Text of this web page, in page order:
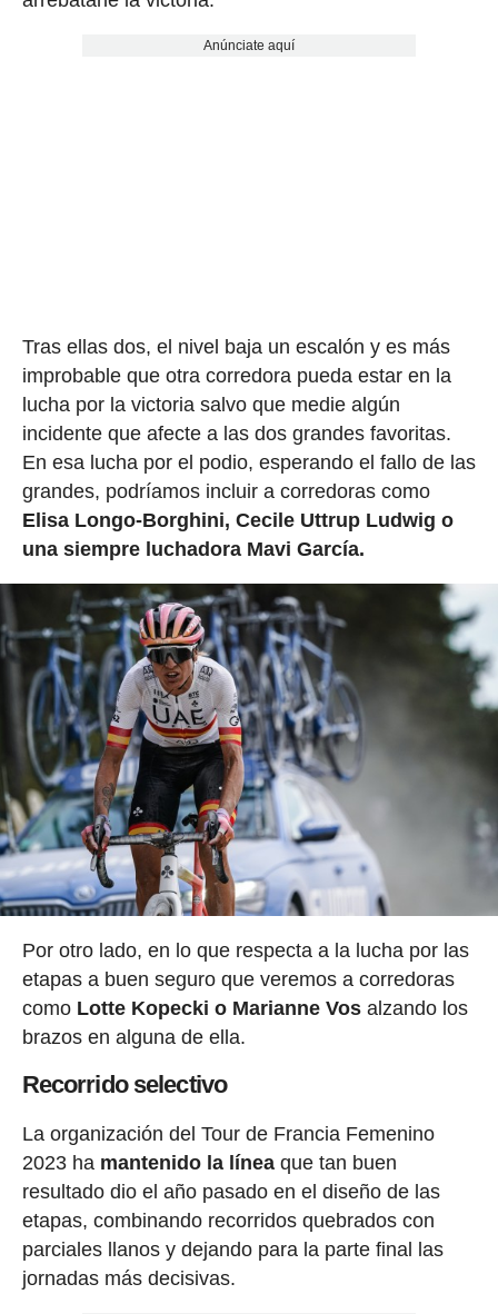
Anúnciate aquí
Tras ellas dos, el nivel baja un escalón y es más
improbable que otra corredora pueda estar en la
lucha por la victoria salvo que medie algún
incidente que afecte a las dos grandes favoritas.
En esa lucha por el podio, esperando el fallo de las
grandes, podríamos incluir a corredoras como
Elisa Longo-Borghini, Cecile Uttrup Ludwig o
una siempre luchadora Mavi García.
Por otro lado, en lo que respecta a la lucha por las
etapas a buen seguro que veremos a corredoras
como Lotte Kopecki o Marianne Vosalzando los
brazos en alguna de ella.
Recorrido selectivo
La organización del Tour de Francia Femenino
2023 ha mantenido la líneaque tan buen
resultado dio el año pasado en el diseño de las
etapas, combinando recorridos quebrados con
parciales llanos y dejando para la parte final las
jornadas más decisivas.